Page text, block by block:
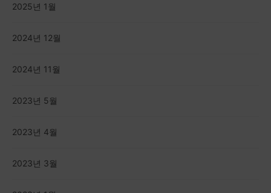
2025년 1월
2024년 12월
2024년 11월
2023년 5월
2023년 4월
2023년 3월